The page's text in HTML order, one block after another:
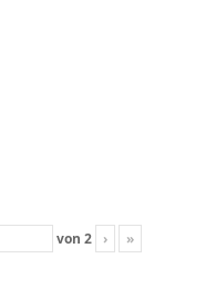
von 2 ›
»